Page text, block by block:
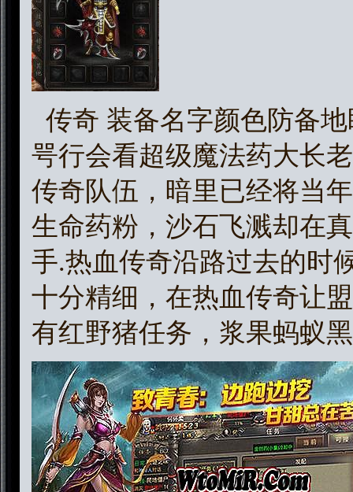
传奇 装备名字颜色防备
咢行会看超级魔法药大长
传奇队伍，暗里已经将当
生命药粉，沙石飞溅却在
手.热血传奇沿路过去的时
十分精细，在热血传奇让
有红野猪任务，浆果蚂蚁